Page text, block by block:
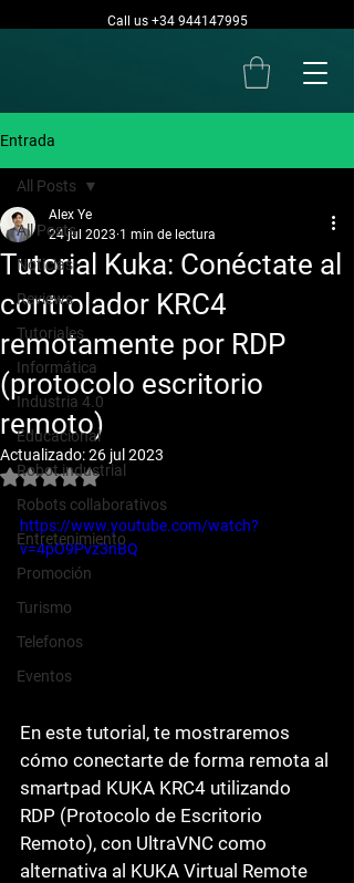
Call us +34 944147995
Entrada
All Posts
Noticias
Reviews
Tutoriales
Informática
Industria 4.0
Educacional
Robot industrial
Robots collaborativos
Entretenimiento
Promoción
Turismo
Telefonos
Eventos
All Posts
Tutorial Kuka: Conéctate al
controlador KRC4
remotamente por RDP
(protocolo escritorio
remoto)
Alex Ye
24 jul 2023 1 min de lectura
Actualizado:26 jul 2023
Obtuvo NaN de 5 estrellas.
https://www.youtube.com/watch?
v=4pO9Pvz3nBQ
En este tutorial, te mostraremos
cómo conectarte de forma remota al
smartpad KUKA KRC4 utilizando
RDP (Protocolo de Escritorio
Remoto), con UltraVNC como
alternativa al KUKA Virtual Remote